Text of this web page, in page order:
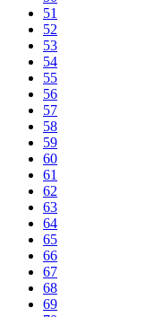
51
52
53
54
55
56
57
58
59
60
61
62
63
64
65
66
67
68
69